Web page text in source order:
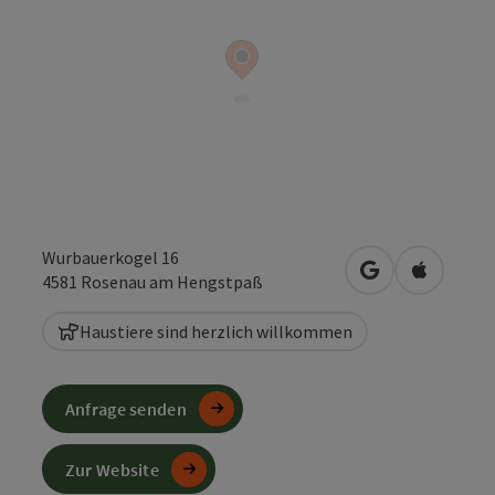
Wurbauerkogel 16
4581 Rosenau am Hengstpaß in Googlein Apple
Haustiere sind herzlich willkommen
Anfrage senden
Zur Website